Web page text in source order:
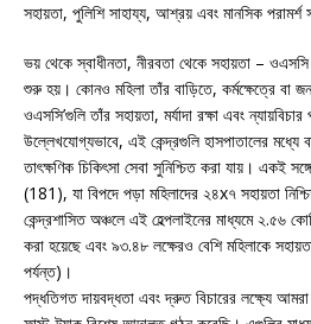
সহায়তা, পুলিশি সাহায্য, আশ্রয় এবং মানসিক পরামর্শ
ভয় থেকে স্বাধীনতা, নীরবতা থেকে সহায়তা –
শুরু হয়। কোনও মহিলা তাঁর বাড়িতে, কর্মক্ষেত্রে বা
ওএসসি’গুলি তাঁর সহায়তা, মর্যাদা রক্ষা এবং
উল্লেখযোগ্যভাবে, এই কেন্দ্রগুলি হাসপাতালের মধ্যে
তাৎক্ষণিক চিকিৎসা সেবা সুনিশ্চিত করা যায়। একই
(181), যা বিপদে পড়া মহিলাদের ২৪x৭ সহায়তা
কেন্দ্রশাসিত অঞ্চলে এই হেল্পলাইনের মাধ্যমে ২.৫৬
করা হয়েছে এবং ৯৩.৪৮ লক্ষেরও বেশি মহিলাকে
পর্যন্ত)।
পদ্ধতিগত দায়বদ্ধতা এবং দ্রুত বিচারের লক্ষ্যে